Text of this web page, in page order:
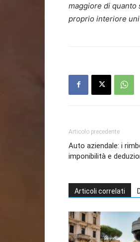
maggiore di quanto
proprio interiore
Articolo precedente
Auto aziendale: i
imponibilità e
Articoli correlati